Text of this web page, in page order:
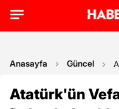
Anasayfa Güncel
Atatürk'ün